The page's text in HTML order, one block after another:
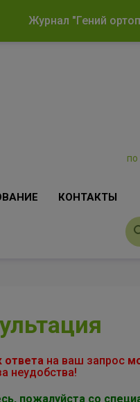
Журнал "Гений
по
КОНТАКТЫ
ответа на ваш запрос
неудобства!
пожалуйста со